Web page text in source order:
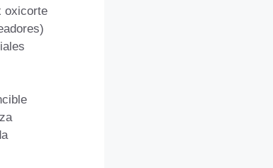
oxicorte